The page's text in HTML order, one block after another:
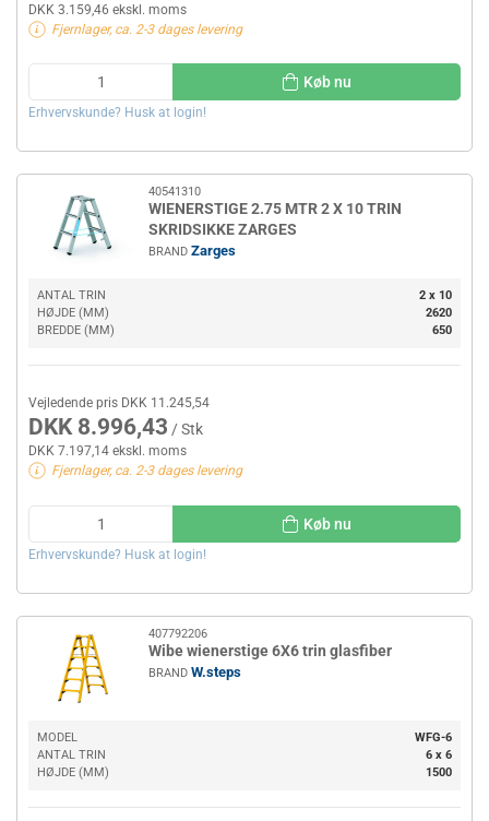
DKK 3.159,46 ekskl. moms
Fjernlager, ca. 2-3 dages levering
Køb nu
Erhvervskunde? Husk at login!
40541310
WIENERSTIGE 2.75 MTR 2 X 10 TRIN
SKRIDSIKKE ZARGES
BRAND Zarges
ANTAL TRIN
2 x 10
HØJDE (MM)
2620
BREDDE (MM)
650
Vejledende pris DKK 11.245,54
DKK 8.996,43 / Stk
DKK 7.197,14 ekskl. moms
Fjernlager, ca. 2-3 dages levering
Køb nu
Erhvervskunde? Husk at login!
407792206
Wibe wienerstige 6X6 trin glasfiber
BRAND W.steps
MODEL
WFG-6
ANTAL TRIN
6 x 6
HØJDE (MM)
1500